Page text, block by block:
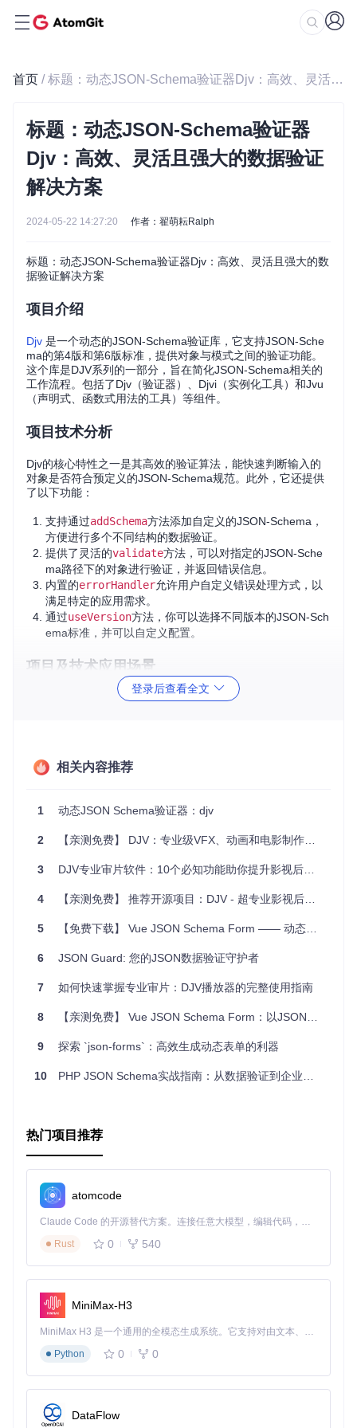
首页 / 标题：动态JSON-Schema验证器Djv：高效、灵活且强大的数据验证解决方案
标题：动态JSON-Schema验证器
Djv：高效、灵活且强大的数据验证
解决方案
2024-05-22 14:27:20 作者：翟萌耘Ralph
标题：动态JSON-Schema验证器Djv：高效、灵活且强大的数
据验证解决方案
项目介绍
Djv 是一个动态的JSON-Schema验证库，它支持JSON-Sche
ma的第4版和第6版标准，提供对象与模式之间的验证功能。
这个库是DJV系列的一部分，旨在简化JSON-Schema相关的
工作流程。包括了Djv（验证器）、Djvi（实例化工具）和Jvu
（声明式、函数式用法的工具）等组件。
项目技术分析
Djv的核心特性之一是其高效的验证算法，能快速判断输入的
对象是否符合预定义的JSON-Schema规范。此外，它还提供
了以下功能：
支持通过addSchema方法添加自定义的JSON-Schema，
方便进行多个不同结构的数据验证。
提供了灵活的validate方法，可以对指定的JSON-Sche
ma路径下的对象进行验证，并返回错误信息。
内置的errorHandler允许用户自定义错误处理方式，以
满足特定的应用需求。
通过useVersion方法，你可以选择不同版本的JSON-Sch
ema标准，并可以自定义配置。
项目及技术应用场景
Djv适用于各种需要验证数据准确性的场景，特别是在以下几
保其符合后台接口要求的数据格式。
API开发: 验证服务器接收到的请求体或返回的响应是否遵
数据转换和清洗 : 在数据导入、导出或者数据流处理过程
自动化测试: 创建和验证模拟数据，确保测试覆盖到所有可
了对第6版的支持，适应不断发展的规范标准。
可扩展性 : 用户可以通过addFormat方法添加自定义验证
规则，满足特殊场景的需求。
灵活的错误处理: 可以自定义错误处理逻辑，使得错误提示
轻量级: 兼容Node.js环境以及浏览器环境，无需额外依赖
L文件中引入预编译后的脚本。详细的API文档和示例代码在官
开发者，都能快速上手并利用它来提升你的数据验证效率。如
果你在工作中涉及到JSON-Schema验证，那么Djv绝对值得你
拥有。现在就加入Gitter聊天室，与其他使用者交流心得，或
者通过Githelp获取更多支持吧！
登录后查看全文
相关内容推荐
1 动态JSON Schema验证器：djv
2 【亲测免费】 DJV：专业级VFX、动画和电影制作的播放利器
3 DJV专业审片软件：10个必知功能助你提升影视后期制作效率
4 【亲测免费】 推荐开源项目：DJV - 超专业影视后期审片软件
5 【免费下载】 Vue JSON Schema Form —— 动态表单生成解决方案
6 JSON Guard: 您的JSON数据验证守护者
7 如何快速掌握专业审片：DJV播放器的完整使用指南
8 【亲测免费】 Vue JSON Schema Form：以JSON驱动的高效表单构建工具
9 探索 `json-forms`：高效生成动态表单的利器
10 PHP JSON Schema实战指南：从数据验证到企业级应用
热门项目推荐
atomcode
Claude Code 的开源替代方案。连接任意大模型，编辑代码，运行命令，自动验证 — 全自动执行。用 Rust 构建，极致性能。 ｜ An open-source alternative to Claude Code. Connect any LLM, edit code, run commands, and verify changes — autonomously. Built in Rust for speed. Get Started
Rust
0 540
MiniMax-H3
MiniMax H3 是一个通用的全模态生成系统。它支持对由文本、图像、视频和音频组成的多模态上下文进行统一理解，并能生成分辨率高达 2K、时长可达 15 秒的带原生立体声音频的视频。得益于面向任务泛化的系统设计，H3 在预训练阶段就已具备广泛的多模态上下文理解与生成能力，能够出色地执行复杂的多模态指令。
Python
0 0
DataFlow